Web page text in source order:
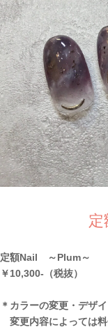
定額Nail ～Plum～
￥10,300-（税抜）
＊カラーの変更・デザ
変更内容によっては